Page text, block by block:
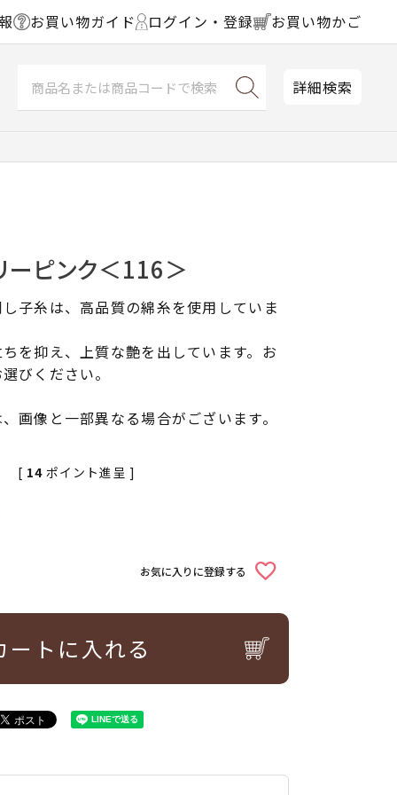
お買い物ガイド ログイン・登録 お買い物かご
詳細検索
ーピンク＜116＞
子糸は、高品質の綿糸を使用していま
を抑え、上質な艶を出しています。お
びください。
画像と一部異なる場合がございます。
[ 14 ポイント進呈 ]
お気に入りに登録する
ートに入れる